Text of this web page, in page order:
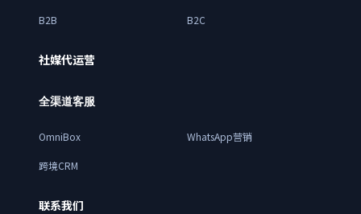
B2B B2C
社媒代运营
全渠道客服
OmniBox WhatsApp营销
跨境CRM
联系我们